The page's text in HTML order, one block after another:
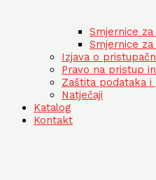
Smjernice
Smjernice
Izjava o
Pravo na pristup
Zaštita podataka
Natječaji
Katalog
Kontakt